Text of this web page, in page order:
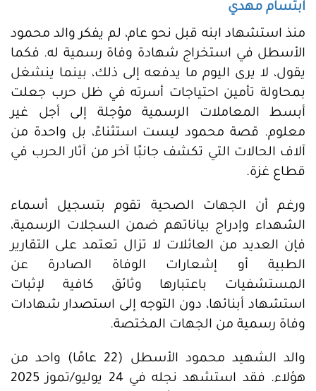
ابتسام مهدي
منذ استشهاد ابنه قبل نحو عام، لم يفكر والد محمود
الأسطل في استخراج شهادة وفاة رسمية له. فكما
يقول، لا يرى اليوم ما يدفعه إلى ذلك، بينما ينشغل
بمحاولة تأمين احتياجات أسرته في ظل حرب جعلت
أبسط المعاملات الرسمية مؤجلة إلى أجل غير
معلوم. قصة محمود ليست استثناءً، بل واحدة من
آلاف الحالات التي تكشف جانبًا آخر من آثار الحرب في
قطاع غزة.
ورغم أن الجهات الصحية تقوم بتسجيل أسماء
الشهداء وإدراج بياناتهم ضمن السجلات الرسمية،
فإن العديد من العائلات لا تزال تعتمد على التقارير
الطبية أو إشعارات الوفاة الصادرة عن
المستشفيات باعتبارها وثائق كافية لإثبات
استشهاد أبنائها، دون التوجه إلى استصدار شهادات
وفاة رسمية من الجهات المختصة.
والد الشهيد محمود الأسطل (22 عامًا) واحد من
هؤلاء. فقد استشهد نجله في 24 يوليو/تموز 2025